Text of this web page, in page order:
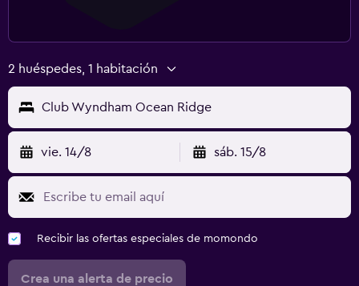
2 huéspedes, 1 habitación
Club Wyndham Ocean Ridge
vie. 14/8 sáb. 15/8
Recibir las ofertas especiales de momondo
Crea una alerta de precio